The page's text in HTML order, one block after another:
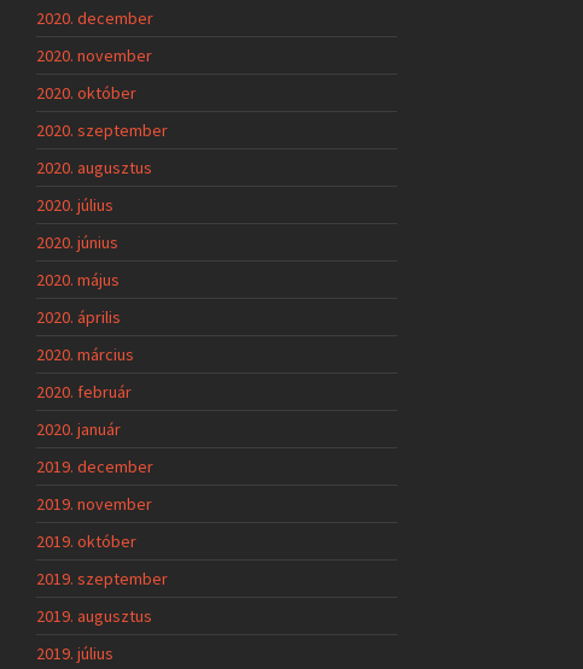
2020. december
2020. november
2020. október
2020. szeptember
2020. augusztus
2020. július
2020. június
2020. május
2020. április
2020. március
2020. február
2020. január
2019. december
2019. november
2019. október
2019. szeptember
2019. augusztus
2019. július